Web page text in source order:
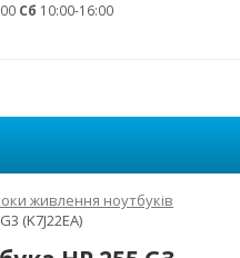
Сб 10:00-16:00
живлення ноутбуків
(K7J22EA)